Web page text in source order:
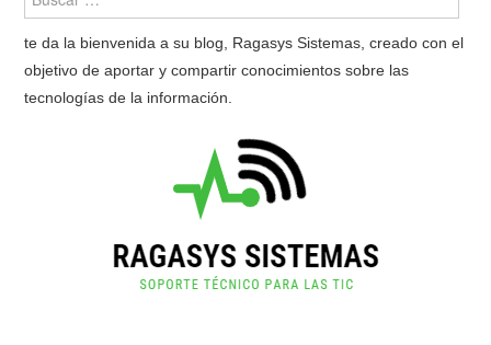
te da la bienvenida a su blog, Ragasys Sistemas, creado con el
objetivo de aportar y compartir conocimientos sobre las
tecnologías de la información.